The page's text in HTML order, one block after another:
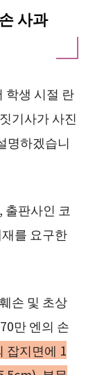
사과
학생 시절 란
기사가 사진
명하겠습니
출판사인 코
를 요구한
손 및 초상
만 엔의 손
잡지면에 1